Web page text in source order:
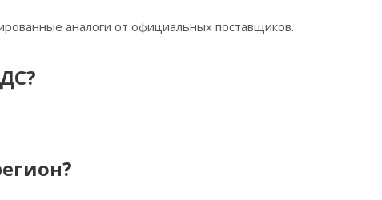
аналоги от официальных поставщиков.